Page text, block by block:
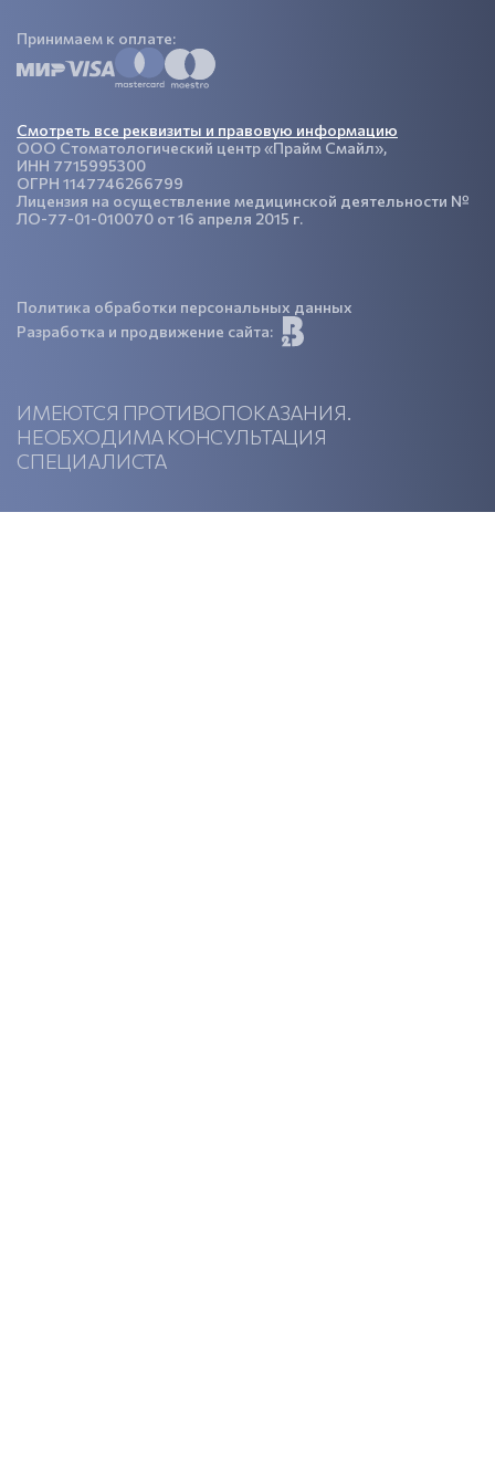
Политика обработки персональных данных
Принимаем к оплате:
Разработка и продвижение сайта:
Смотреть все реквизиты и правовую информацию
ООО Стоматологический центр «Прайм Смайл»,
ИНН 7715995300
ОГРН 1147746266799
Лицензия на осуществление медицинской деятельности №
ЛО-77-01-010070 от 16 апреля 2015 г.
ИМЕЮТСЯ ПРОТИВОПОКАЗАНИЯ.
НЕОБХОДИМА КОНСУЛЬТАЦИЯ
СПЕЦИАЛИСТА